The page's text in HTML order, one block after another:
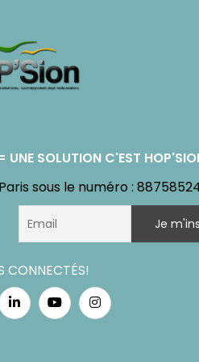
UNE SOLUTION C'EST
sous le numéro :
CONNECTÉS!